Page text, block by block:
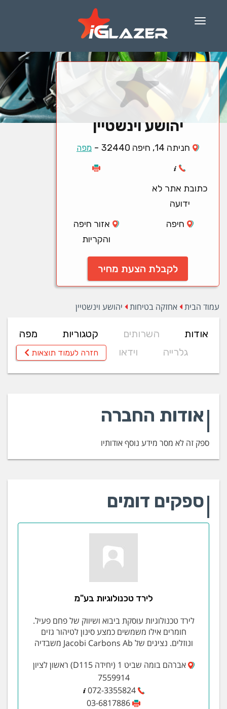
Menu
יהושע וינשטיין
חניתה 14, חיפה 32440 - מפה
כתובת אתר לא
ידועה
חיפה
אזור חיפה
והקריות
לקבלת הצעת מחיר
עמוד הבית אחזקה בטיחות יהושע וינשטיין
אודות השרותים קטגוריות
מפה
גלרייה
וידאו חזרה לעמוד תוצאות
אודות החברה
ספק זה לא מסר מידע נוסף אודותיו
ספקים דומים
לירד טכנולוגיות בע"מ
לירד טכנולוגיות עוסקת ביבוא ושיווק של פחם פעיל.
חומרים אילו משמשים כמצע סינון לטיהור גזים
ונוזלים. נציגים של Jacobi Carbons Ab משבדיה
אברהם בומה שביט 1 (יחידה D115) ראשון לציון
7559914
072-3355824
03-6817886